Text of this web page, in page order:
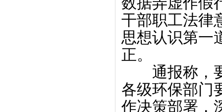
干部职工法律
思想认识第一
正。
通报称，要
各级环保部门
作决策部署，